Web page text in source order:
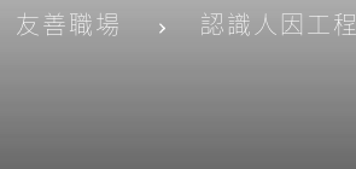
友善職場 認識人因工程